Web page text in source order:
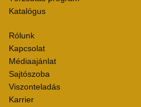
Katalógus
Rólunk
Kapcsolat
Médiaajánlat
Sajtószoba
Viszonteladás
Karrier